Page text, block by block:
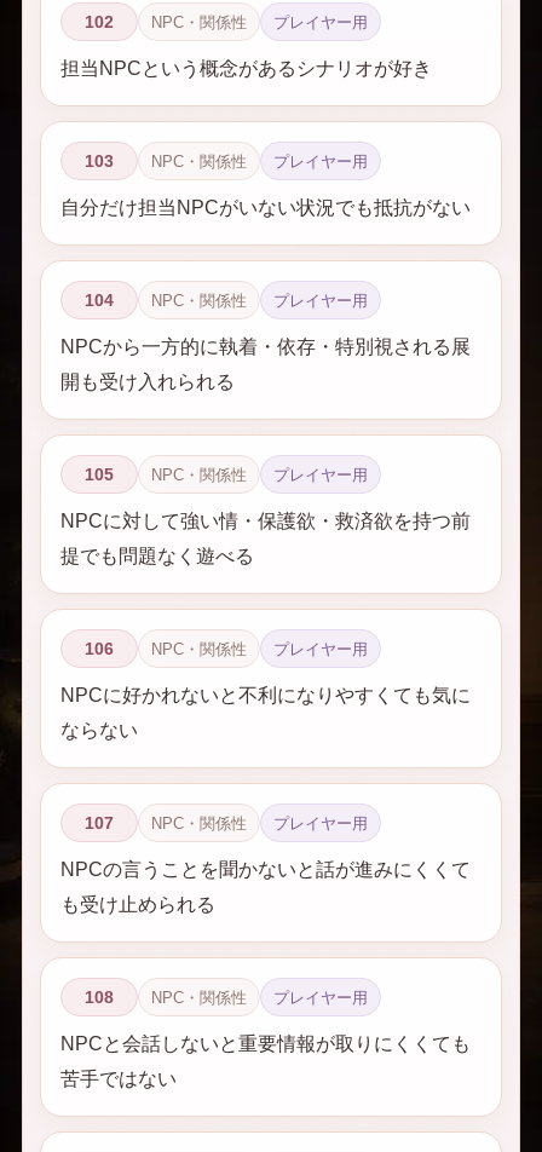
102 NPC・関係性 プレイヤー用
担当NPCという概念があるシナリオが好き
103 NPC・関係性 プレイヤー用
自分だけ担当NPCがいない状況でも抵抗がない
104 NPC・関係性 プレイヤー用
NPCから一方的に執着・依存・特別視される展
開も受け入れられる
105 NPC・関係性 プレイヤー用
NPCに対して強い情・保護欲・救済欲を持つ前
提でも問題なく遊べる
106 NPC・関係性 プレイヤー用
NPCに好かれないと不利になりやすくても気に
ならない
107 NPC・関係性 プレイヤー用
NPCの言うことを聞かないと話が進みにくくて
も受け止められる
108 NPC・関係性 プレイヤー用
NPCと会話しないと重要情報が取りにくくても
苦手ではない